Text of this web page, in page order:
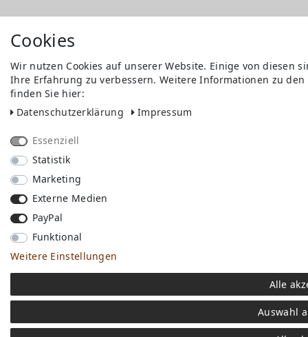
Cookies
Wir nutzen Cookies auf unserer Website. Einige von diesen
Ihre Erfahrung zu verbessern. Weitere Informationen zu
finden Sie hier:
Daten­schutz­erklärung
Impressum
Essenziell
Statistik
Marketing
Externe Medien
PayPal
Funktional
Weitere Einstellungen
Alle
Auswahl